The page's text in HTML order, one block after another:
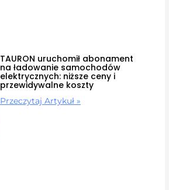
TAURON uruchomił abonament
na ładowanie samochodów
elektrycznych: niższe ceny i
przewidywalne koszty
Przeczytaj Artykuł »